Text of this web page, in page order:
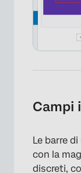
Campi
Le barre
con la
discreti,